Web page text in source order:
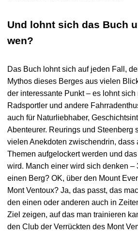
Und lohnt sich das Buch
wen?
Das Buch lohnt sich auf jeden Fall,
Mythos dieses Berges aus vielen
der interessante Punkt – es lohnt sich
Radsportler und andere
auch für Naturliebhaber,
Abenteurer. Reurings und Steenberg
vielen Anekdoten zwischendrin, dass
Themen aufgelockert werden und
wird. Manch einer wird sich denken –
einen Berg? OK, über den Mount
Mont Ventoux? Ja, das passt, das
den einen oder anderen auch in
Ziel zeigen, auf das man trainieren
den Club der Verrückten des Mont